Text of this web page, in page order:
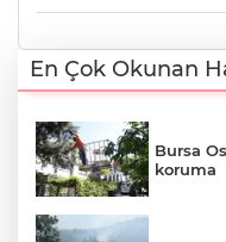
En Çok Okunan
Bursa
koruma